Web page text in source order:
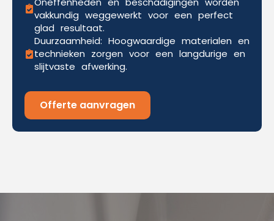
vakkundig weggewerkt voor een perfect
glad resultaat.
Duurzaamheid: Hoogwaardige materialen en
technieken zorgen voor een langdurige en
slijtvaste afwerking.
Offerte aanvragen